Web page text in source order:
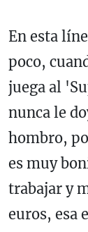
En esta
poco,
juega al
nunca le
hombro,
es muy
trabajar y
euros, esa